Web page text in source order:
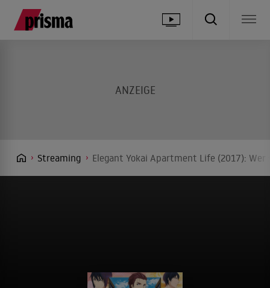
Streaming Elegant Yokai Apartment Life (2017):